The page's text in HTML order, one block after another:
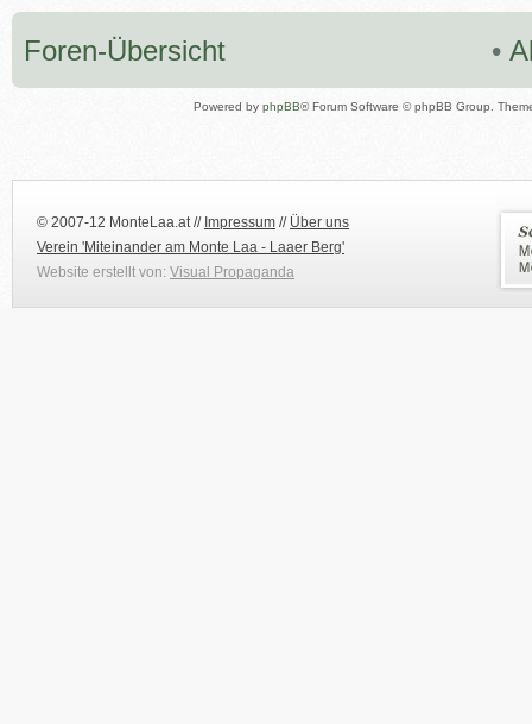
Foren-Übersicht •
Powered by phpBB® Forum Software © phpBB Group.
© 2007-12 MonteLaa.at // Impressum // Über uns
Verein 'Miteinander am Monte Laa - Laaer Berg'
Website erstellt von: Visual Propaganda